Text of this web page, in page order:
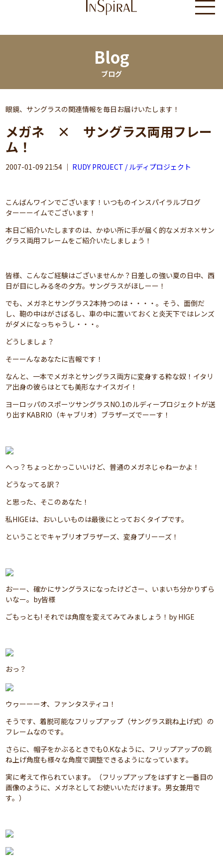
Blog
ブログ
眼鏡、サングラスの関連情報を毎日お届けいたします！
メガネ × サングラス両用フレー
ム！
2007-01-09 21:54 ｜ RUDY PROJECT / ルディプロジェクト
こんばんワインでございます！いつものインスパイラルブログ
ターーーイムでございます！
本日ご紹介いたしますのは、かゆい所に手が届く的なメガネ×サン
グラス両用フレームをご紹介いたしましょう！
皆様、こんなご経験はございませんか？日差しの強い夏の日中、西
日が目にしみる冬の夕方。サングラスがほしーー！
でも、メガネとサングラス2本持つのは・・・・。そう、面倒だ
し、鞄の中はがさばるし、車の中に置いておくと炎天下ではレンズ
がダメになっちゃうし・・・。
どうしましょ？
そーーんなあなたに吉報です！
なんと、一本でメガネとサングラス両方に変身する粋な奴！イタリ
ア出身の彼らはとても美形なナイスガイ！
ヨーロッパのスポーツサングラスNO.1のルディープロジェクトが送
り出すKABRIO（キャブリオ）ブラザーズでーーす！
へっ？ちょっとかっこいいけど、普通のメガネじゃねーかよ！
どうなってる訳？
と思った、そこのあなた！
私HIGEは、おいしいものは最後にとっておくタイプです。
ということでキャブリオブラザーズ、変身プリーーズ！
おーー、確かにサングラスになったけどさー、いまいち分かりずら
いなー。by皆様
ごもっとも! それでは角度を変えてみてみましょう！by HIGE
おっ？
ウヮーーーオ、ファンタスティコ！
そうです、着脱可能なフリップアップ（サングラス跳ね上げ式）の
フレームなのです。
さらに、帽子をかぶるときでもO.Kなように、フリップアップの跳
ね上げ角度も様々な角度で調整できるようになっています。
実に考えて作られています。（フリップアップをはずすと一番目の
画像のように、メガネとしてお使いいただけます。男女兼用で
す。）